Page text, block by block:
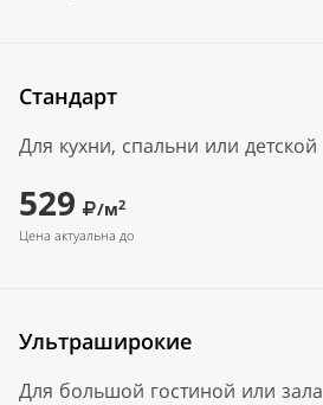
Стандарт
Для кухни, спальни или детской
529 /м2
Цена актуальна до
Ультраширокие
Для большой гостиной или зала